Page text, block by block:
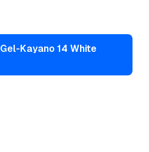
Gel-Kayano 14 White